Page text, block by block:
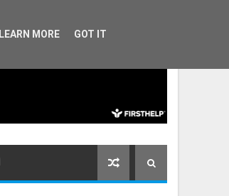
LEARN MORE GOT IT